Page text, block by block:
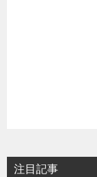
注目記事